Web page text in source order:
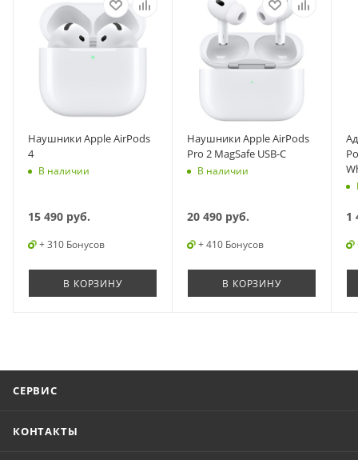
Наушники Apple AirPods
4
В наличии
15 490 руб.
+ 310 Бонусов
В КОРЗИНУ
Наушники Apple AirPods
Pro 2 MagSafe USB-C
В наличии
20 490 руб.
+ 410 Бонусов
В КОРЗИНУ
1
СЕРВИС
КОНТАКТЫ